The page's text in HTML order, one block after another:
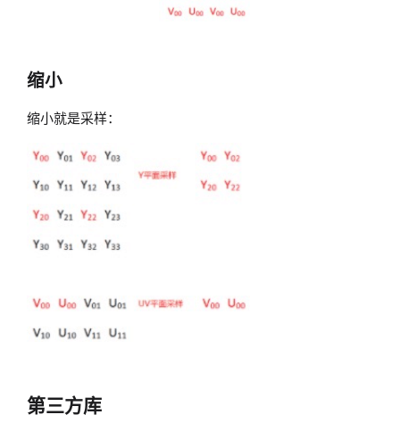
缩小
缩小就是采样：
第三方库